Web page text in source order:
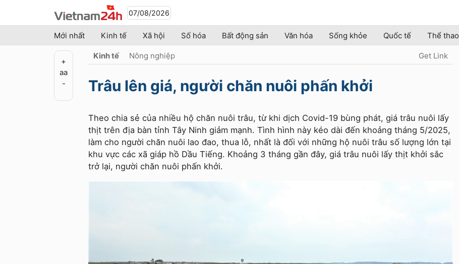
07/08/2026
Mới nhất Kinh tế Xã hội Số hóa Bất động sản Văn hóa Sống khỏe Quốc tế Thể thao
+
aa
-
Kinh tế Nông nghiệp Get Link
Trâu lên giá, người chăn nuôi phấn khởi
Theo chia sẻ của nhiều hộ chăn nuôi trâu, từ khi dịch Covid-19 bùng phát, giá trâu nuôi lấy
thịt trên địa bàn tỉnh Tây Ninh giảm mạnh. Tình hình này kéo dài đến khoảng tháng 5/2025,
làm cho người chăn nuôi lao đao, thua lỗ, nhất là đối với những hộ nuôi trâu số lượng lớn tại
khu vực các xã giáp hồ Dầu Tiếng. Khoảng 3 tháng gần đây, giá trâu nuôi lấy thịt khởi sắc
trở lại, người chăn nuôi phấn khởi.